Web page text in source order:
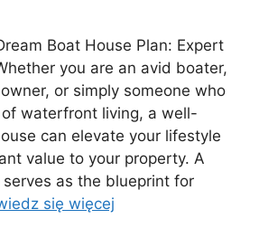
Boat House Plan: Expert
you are an avid boater,
or simply someone who
waterfront living, a well-
can elevate your lifestyle
value to your property. A
as the blueprint for
się więcej